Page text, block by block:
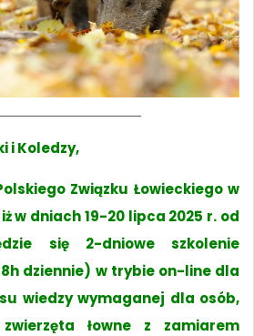
i Koledzy,
Związku Łowieckiego w
w dniach 19-20 lipca 2025 r. od
się 2-dniowe szkolenie
dziennie) w trybie on-line dla
wiedzy wymaganej dla osób,
łowne z zamiarem